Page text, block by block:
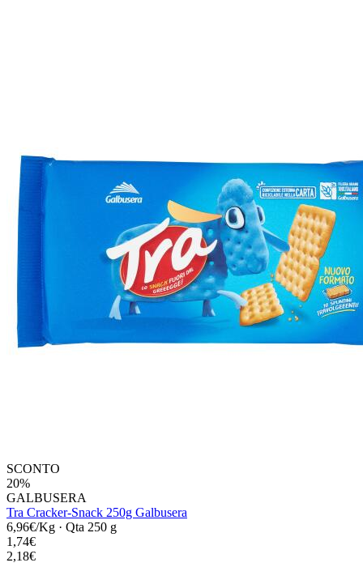
SCONTO
20%
GALBUSERA
Tra Cracker-Snack 250g Galbusera
6,96€/Kg · Qta 250 g
1,74€
2,18€